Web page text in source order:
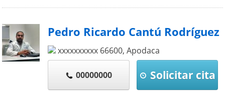
Pedro Ricardo Cantú Rodríguez
xxxxxxxxxx 66600,Apodaca
00000000 Solicitar cita